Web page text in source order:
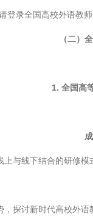
登录全国高校外语教
（二）
1. 全国高
与线下结合的研修模
，探讨新时代高校外